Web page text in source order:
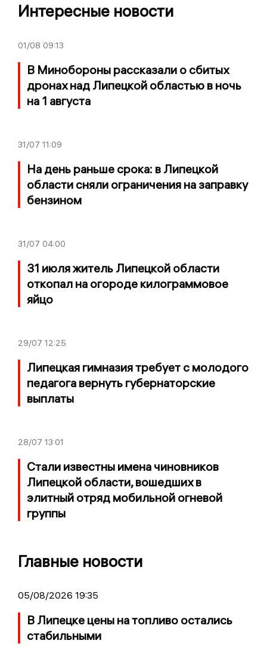
Интересные новости
01/08 09:13
В Минобороны рассказали о сбитых
дронах над Липецкой областью в ночь
на 1 августа
31/07 11:09
На день раньше срока: в Липецкой
области сняли ограничения на заправку
бензином
31/07 04:00
31 июля житель Липецкой области
откопал на огороде килограммовое
яйцо
29/07 12:25
Липецкая гимназия требует с молодого
педагога вернуть губернаторские
выплаты
28/07 13:01
Стали известны имена чиновников
Липецкой области, вошедших в
элитный отряд мобильной огневой
группы
Главные новости
05/08/2026 19:35
В Липецке цены на топливо остались
стабильными